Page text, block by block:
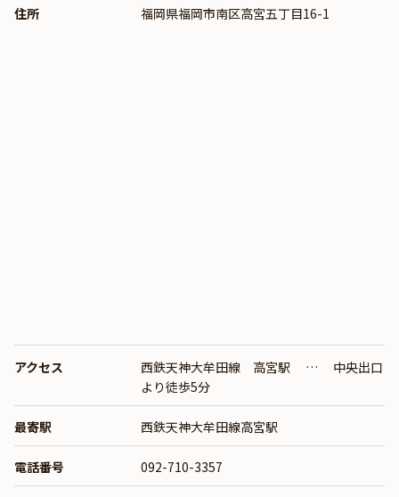
住所 福岡県福岡市南区高宮五丁目16-1
アクセス
西鉄天神大牟田線 高宮駅 … 中央出口
より徒歩5分
最寄駅 西鉄天神大牟田線高宮駅
電話番号 092-710-3357